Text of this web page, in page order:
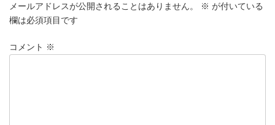
メールアドレスが公開されることはありません。 ※ が付いている
欄は必須項目です
コメント ※